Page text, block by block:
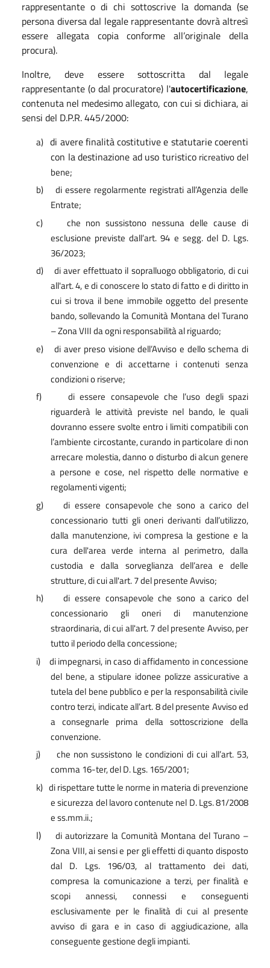
rappresentante o di chi sottoscrive la domanda (se
persona diversa dal legale rappresentante dovrà altresì
essere allegata copia conforme all’originale della
procura).
Inoltre, deve essere sottoscritta dal legale
rappresentante (o dal procuratore) l'autocertificazione,
contenuta nel medesimo allegato, con cui si dichiara, ai
sensi del D.P.R. 445/2000:
a) di avere finalità costitutive e statutarie coerenti
con la destinazione ad uso turistico ricreativo del
bene;
b)
di essere regolarmente registrati all’Agenzia delle
Entrate;
c)
che non sussistono nessuna delle cause di
esclusione previste dall’art. 94 e segg. del D. Lgs.
36/2023;
d)
di aver effettuato il sopralluogo obbligatorio, di cui
all'art. 4, e di conoscere lo stato di fatto e di diritto in
cui si trova il bene immobile oggetto del presente
bando, sollevando la Comunità Montana del Turano
– Zona VIII da ogni responsabilità al riguardo;
e)
di aver preso visione dell’Avviso e dello schema di
convenzione e di accettarne i contenuti senza
condizioni o riserve;
f)
di essere consapevole che l’uso degli spazi
riguarderà le attività previste nel bando, le quali
dovranno essere svolte entro i limiti compatibili con
l’ambiente circostante, curando in particolare di non
arrecare molestia, danno o disturbo di alcun genere
a persone e cose, nel rispetto delle normative e
regolamenti vigenti;
g)
di essere consapevole che sono a carico del
concessionario tutti gli oneri derivanti dall’utilizzo,
dalla manutenzione, ivi compresa la gestione e la
cura dell'area verde interna al perimetro, dalla
custodia e dalla sorveglianza dell’area e delle
strutture, di cui all'art. 7 del presente Avviso;
h)
di essere consapevole che sono a carico del
concessionario gli oneri di manutenzione
straordinaria, di cui all'art. 7 del presente Avviso, per
tutto il periodo della concessione;
i)
di impegnarsi, in caso di affidamento in concessione
del bene, a stipulare idonee polizze assicurative a
tutela del bene pubblico e per la responsabilità civile
contro terzi, indicate all’art. 8 del presente Avviso ed
a consegnarle prima della sottoscrizione della
convenzione.
j)
che non sussistono le condizioni di cui all’art. 53,
comma 16-ter, del D. Lgs. 165/2001;
k) di rispettare tutte le norme in materia di prevenzione
e sicurezza del lavoro contenute nel D. Lgs. 81/2008
e ss.mm.ii.;
l)
di autorizzare la Comunità Montana del Turano –
Zona VIII, ai sensi e per gli effetti di quanto disposto
dal D. Lgs. 196/03, al trattamento dei dati,
compresa la comunicazione a terzi, per finalità e
scopi annessi, connessi e conseguenti
esclusivamente per le finalità di cui al presente
avviso di gara e in caso di aggiudicazione, alla
conseguente gestione degli impianti.